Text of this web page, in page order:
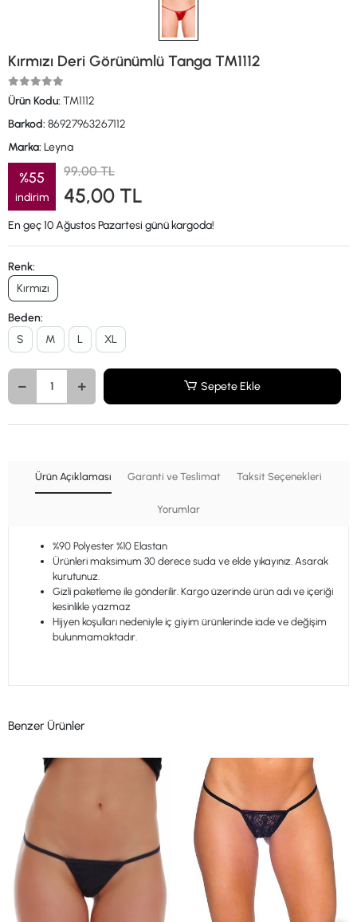
Kırmızı Deri Görünümlü Tanga TM1112
Ürün Kodu: TM1112
Barkod: 86927963267112
Marka: Leyna
%55
indirim
99,00 TL
45,00 TL
En geç 10 Ağustos Pazartesi günü kargoda!
Renk:
Kırmızı
Beden:
S
M L XL
Sepete Ekle
Ürün Açıklaması Garanti ve Teslimat Taksit Seçenekleri
Yorumlar
%90 Polyester %10 Elastan
Ürünleri maksimum 30 derece suda ve elde yıkayınız. Asarak
kurutunuz.
Gizli paketleme ile gönderilir. Kargo üzerinde ürün adı ve içeriği
kesinlikle yazmaz
Hijyen koşulları nedeniyle iç giyim ürünlerinde iade ve değişim
bulunmamaktadır.
Benzer Ürünler